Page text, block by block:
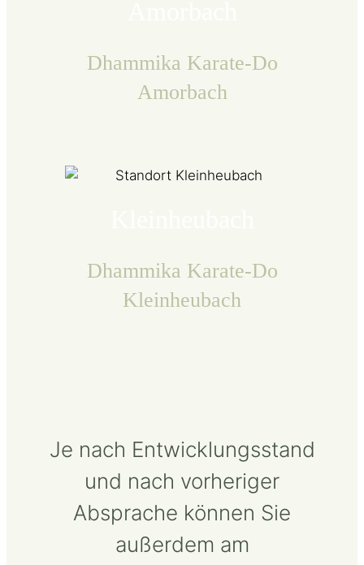
Dhammika Karate-Do
Amorbach
Dhammika Karate-Do
Kleinheubach
Je nach Entwicklungsstand
und nach vorheriger
Absprache können Sie
außerdem am